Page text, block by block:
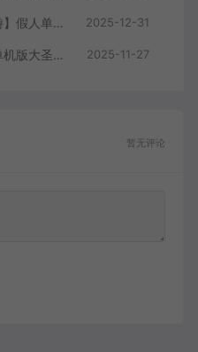
爱游网单亲测【梦幻锤子西游】假人单机版带CDK生成兑换自动抓鬼无限抽奖 仙玉 一键启动视频安装教学 2025-12-31
爱游网单亲测【梦幻西游】单机版大圣西游小号助战GM后台装备定制免虚拟机一键启动视频安装教学 2025-11-27
暂无评论